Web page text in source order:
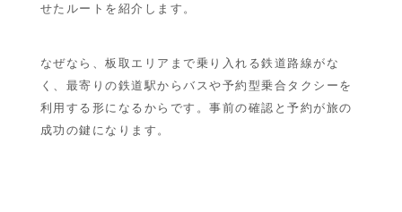
せたルートを紹介します。
なぜなら、板取エリアまで乗り入れる鉄道路線がな
く、最寄りの鉄道駅からバスや予約型乗合タクシーを
利用する形になるからです。事前の確認と予約が旅の
成功の鍵になります。